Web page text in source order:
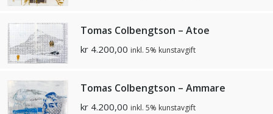
Tomas Colbengtson – Atoe
kr 4.200,00 inkl. 5% kunstavgift
Tomas Colbengtson – Ammare
kr 4.200,00 inkl. 5% kunstavgift